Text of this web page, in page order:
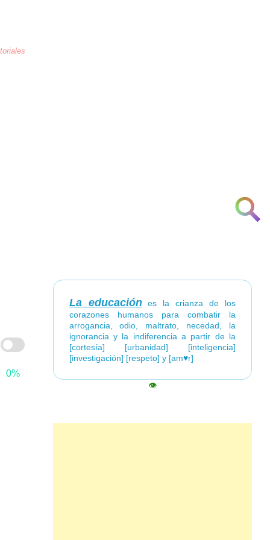
0%
La educaciónes la crianza de los
corazones humanos para combatir la
arrogancia, odio, maltrato, necedad, la
ignorancia y la indiferencia a partir de la
[cortesía] [urbanidad] [inteligencia]
[investigación] [respeto] y [am♥r]
👁